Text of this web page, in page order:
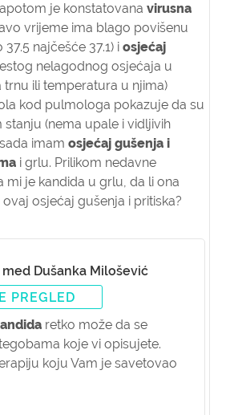
je konstatovana virusna
vrijeme ima blago povišenu
najčešće 37.1) i osjećaj
nelagodnog osjećaja u
trnu ili temperatura u njima)
kod pulmologa pokazuje da su
(nema upale i vidljivih
imam osjećaj gušenja i
i grlu. Prilikom nedavne
mi je kandida u grlu, da li ona
osjećaj gušenja i pritiska?
med Dušanka Milošević
PREGLED
retko može da se
koje vi opisujete.
koju Vam je savetovao